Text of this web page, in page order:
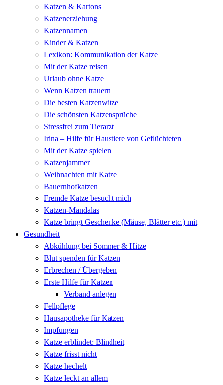
Katzen & Kartons
Katzenerziehung
Katzennamen
Kinder & Katzen
Lexikon: Kommunikation der Katze
Mit der Katze reisen
Urlaub ohne Katze
Wenn Katzen trauern
Die besten Katzenwitze
Die schönsten Katzensprüche
Stressfrei zum Tierarzt
Irina – Hilfe für Haustiere von Geflüchteten
Mit der Katze spielen
Katzenjammer
Weihnachten mit Katze
Bauernhofkatzen
Fremde Katze besucht mich
Katzen-Mandalas
Katze bringt Geschenke (Mäuse, Blätter etc.) mit
Gesundheit
Abkühlung bei Sommer & Hitze
Blut spenden für Katzen
Erbrechen / Übergeben
Erste Hilfe für Katzen
Verband anlegen
Fellpflege
Hausapotheke für Katzen
Impfungen
Katze erblindet: Blindheit
Katze frisst nicht
Katze hechelt
Katze leckt an allem